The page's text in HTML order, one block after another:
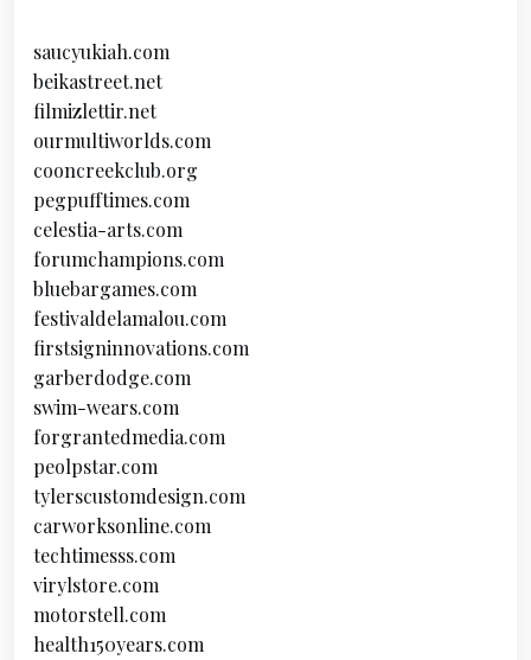
saucyukiah.com
beikastreet.net
filmizlettir.net
ourmultiworlds.com
cooncreekclub.org
pegpufftimes.com
celestia-arts.com
forumchampions.com
bluebargames.com
festivaldelamalou.com
firstsigninnovations.com
garberdodge.com
swim-wears.com
forgrantedmedia.com
peolpstar.com
tylerscustomdesign.com
carworksonline.com
techtimesss.com
virylstore.com
motorstell.com
health150years.com